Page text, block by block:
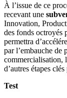
À l’issue de ce
recevant une
Innovation,
des fonds octroyés
permettra
par l’embauche de
commercialisation,
d’autres étapes
Test